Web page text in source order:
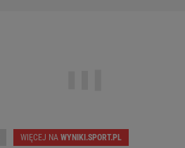
WIĘCEJ NAWYNIKI.SPORT.PL